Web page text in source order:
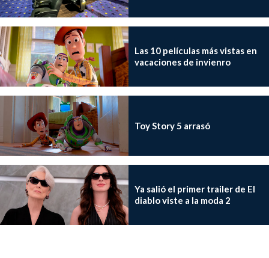
Las 10 películas más vistas en
vacaciones de invienro
Toy Story 5 arrasó
Ya salió el primer trailer de El
diablo viste a la moda 2